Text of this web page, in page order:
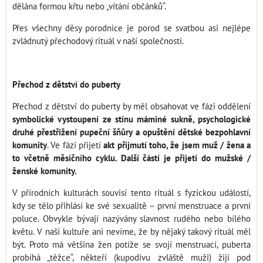
dělána formou křtu nebo „vítání občánků“.
Přes všechny děsy porodnice je porod se svatbou asi nejlépe
zvládnutý přechodový rituál v naší společnosti.
Přechod z dětství do puberty
Přechod z dětství do puberty by měl obsahovat ve fázi oddělení
symbolické vystoupení ze stínu máminé sukně, psychologické
druhé přestřižení pupeční šňůry a opuštění dětské bezpohlavní
komunity. Ve fázi přijetíakt přijmutí toho, že jsem muž / žena a
to včetně měsíčního cyklu. Další částí je přijetí do mužské /
ženské komunity.
V přírodních kulturách souvisí tento rituál s fyzickou událostí,
kdy se tělo přihlásí ke své sexualitě – první menstruace a první
poluce. Obvykle bývají nazývány slavnost rudého nebo bílého
květu. V naší kultuře ani nevíme, že by nějaký takový rituál měl
být. Proto má většina žen potíže se svojí menstruací, puberta
probíhá „těžce“, někteří (kupodivu zvláště muži) žijí pod